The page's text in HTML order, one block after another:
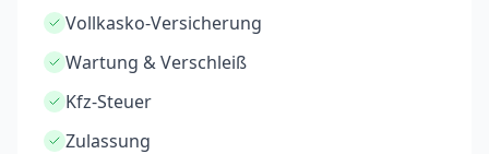
Vollkasko-Versicherung
Wartung & Verschleiß
Kfz-Steuer
Zulassung